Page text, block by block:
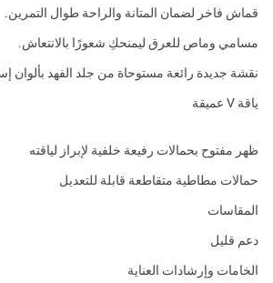
قماش فاخر لضمان المتانة والراحة طوال التمرين.
مسامي وماص للعرق ليمنحكِ شعورًا بالانتعاش.
نقشة جديدة رائعة مستوحاة من جلد الفهد بألوان
ياقة V عميقة
ظهر مفتوح بحمالات رفيعة خلفية لإبراز لياقته
حمالات مطاطية متقاطعة قابلة للتعديل
المقاسات
دعم قليل
الخامات وإرشادات العناية